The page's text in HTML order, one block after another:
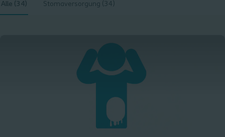
Alle (34) Stomaversorgung (34)